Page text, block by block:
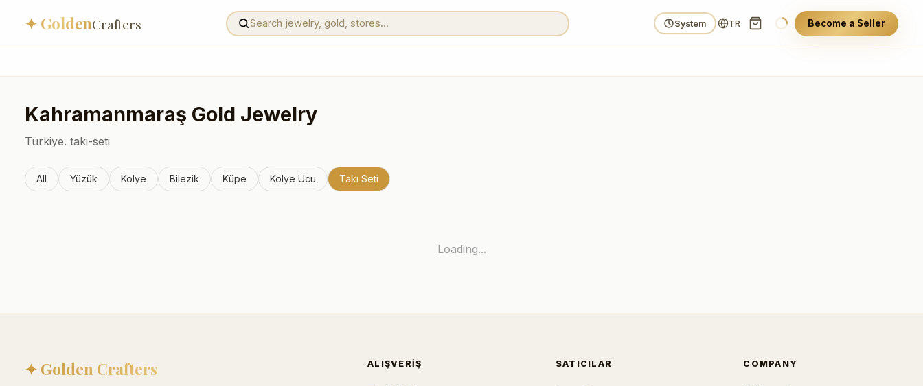
✦ GoldenCrafters System TR Become a Seller
Kahramanmaraş Gold Jewelry
Türkiye. taki-seti
All Yüzük Kolye Bilezik Küpe Kolye Ucu Takı Seti
Loading...
✦ Golden Crafters ALIŞVERIŞ SATICILAR COMPANY